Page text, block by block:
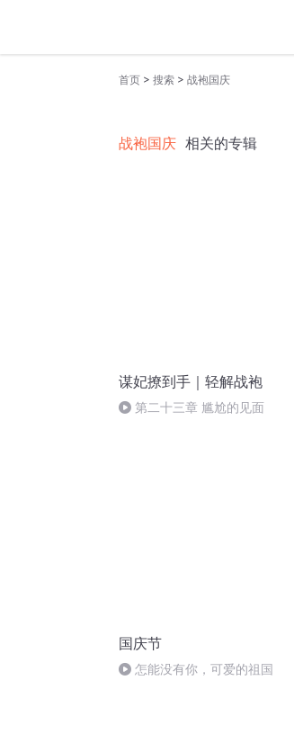
首页 > 搜索 > 战袍国庆
战袍国庆 相关的专辑
谋妃撩到手｜轻解战袍
第二十三章 尴尬的见面
国庆节
怎能没有你，可爱的祖国